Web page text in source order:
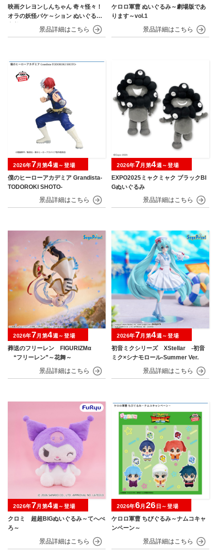
映画クレヨンしんちゃん 奇々怪々！
オラの妖怪バケ～ション ぬいぐるみ
ケロロ軍曹 ぬいぐるみ～劇場版であ
ります～vol.1
僕のヒーローアカデミア Grandista-
TODOROKI SHOTO-
2026年7月第4週～登場
EXPO2025ミャクミャク ブラックBI
Gぬいぐるみ
2026年7月第4週～登場
葬送のフリーレン FIGURIZMα
“フリーレン”～花舞～
2026年7月第4週～登場
初音ミクシリーズ XStellar ‐初音
ミク×シナモロール‐Summer Ver.
2026年7月第4週～登場
クロミ 超超BIGぬいぐるみ～てへぺ
ろ～
2026年7月第4週～登場
ケロロ軍曹 ちびぐるみ～ナムコキャ
ンペーン～
2026年6月 26 日～登場